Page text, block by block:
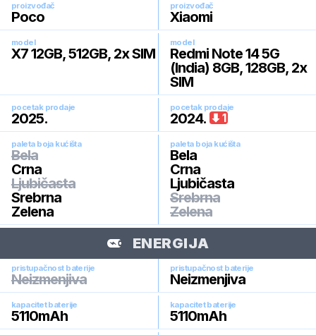
proizvođač
Poco
proizvođač
Xiaomi
model
X7 12GB, 512GB, 2x SIM
model
Redmi Note 14 5G
(India) 8GB, 128GB, 2x
SIM
pocetak prodaje
2025.
pocetak prodaje
2024. 1
paleta boja kućišta
Bela
Crna
Ljubičasta
Srebrna
Zelena
paleta boja kućišta
Bela
Crna
Ljubičasta
Srebrna
Zelena
ENERGIJA
pristupačnost baterije
Neizmenjiva
pristupačnost baterije
Neizmenjiva
kapacitet baterije
5110mAh
kapacitet baterije
5110mAh